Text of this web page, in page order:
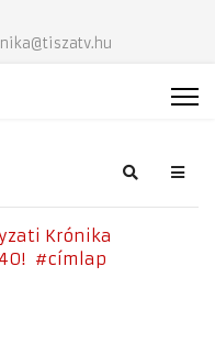
Search
Krónika
címlap